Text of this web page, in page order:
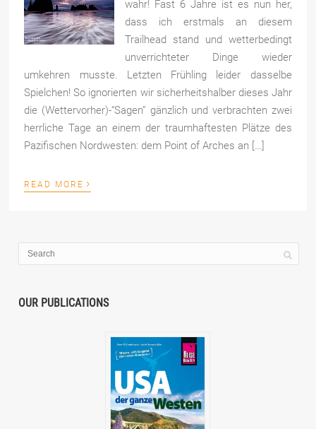
wahr! Fast 6 Jahre ist es nun her,
dass ich erstmals an diesem
Trailhead stand und wetterbedingt
unverrichteter Dinge wieder
umkehren musste. Letzten Frühling leider dasselbe
Spielchen! So ignorierten wir sicherheitshalber dieses Jahr
die (Wettervorher)-“Sagen” gänzlich und verbrachten zwei
herrliche Tage an einem der traumhaftesten Plätze des
Pazifischen Nordwesten: dem Point of Arches an […]
READ MORE ›
OUR PUBLICATIONS